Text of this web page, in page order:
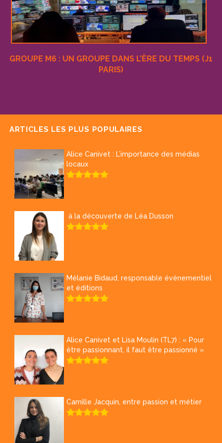
GROUPE M6 : UN GROUPE DANS L’ÈRE DU TEMPS (J1
PARIS)
ARTICLES LES PLUS POPULAIRES
Alice Canivet : L’importance des médias
locaux
à la découverte de Léa Dusson
Mélanie Bidaud, responsable évènementiel
et éditions
Alice Canivet et Lisa Moulin (TL7) : « Pour
être passionnant, il faut être passionné »
Camille Jacquin, entre passion et métier